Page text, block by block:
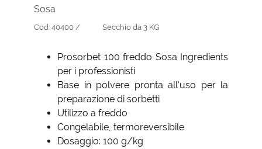
Sosa
Cod: 40400 / Secchio da 3 KG
Prosorbet 100 freddo Sosa Ingredients
per i professionisti
Base in polvere pronta all'uso per la
preparazione di sorbetti
Utilizzo a freddo
Congelabile, termoreversibile
Dosaggio: 100 g/kg